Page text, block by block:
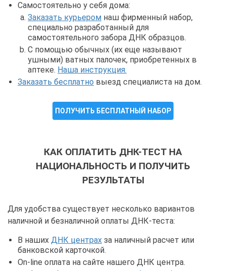
Самостоятельно у себя дома:
Заказать курьером наш фирменный набор,
специально разработанный для
самостоятельного забора ДНК образцов.
С помощью обычных (их еще называют
ушными) ватных палочек, приобретенных в
аптеке. Наша инструкция.
Заказать бесплатно выезд специалиста на дом.
ПОЛУЧИТЬ БЕСПЛАТНЫЙ НАБОР
КАК ОПЛАТИТЬ ДНК-ТЕСТ НА
НАЦИОНАЛЬНОСТЬ И ПОЛУЧИТЬ
РЕЗУЛЬТАТЫ
Для удобства существует несколько вариантов
наличной и безналичной оплаты ДНК-теста:
В наших ДНК центрах за наличный расчет или
банковской карточкой.
On-line оплата на сайте нашего ДНК центра.